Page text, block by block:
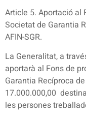
Article 5. Aportació al
Societat de Garantia
AFIN-SGR.
La Generalitat, a
aportarà al Fons de
Garantia Recíproca
17.000.000,00 
les persones